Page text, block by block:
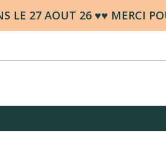
LE 27 AOUT 26 ♥♥ MERCI